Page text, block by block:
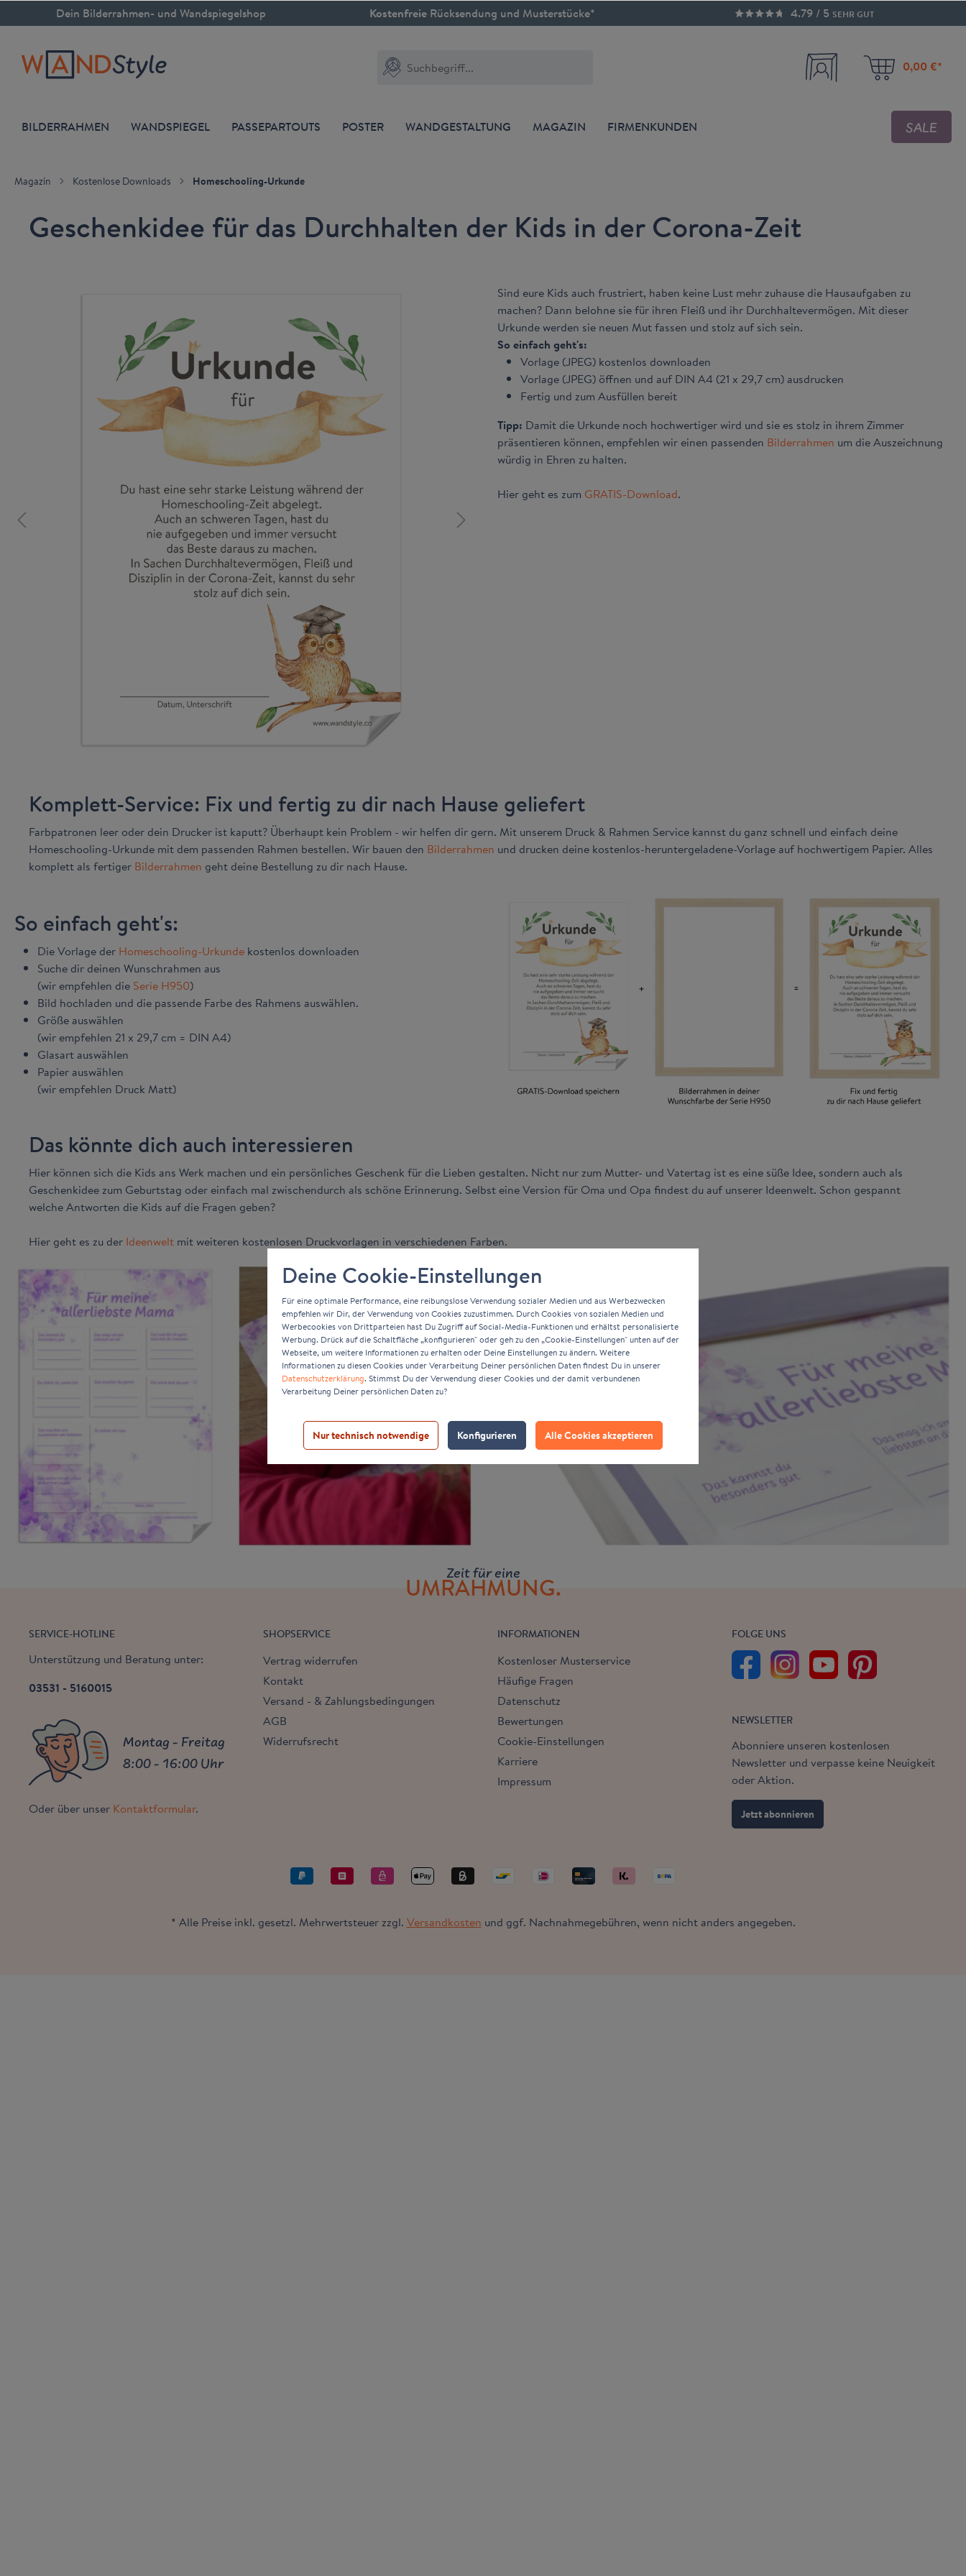
springenDein Bilderrahmen- und Wandspiegelshop Kostenfreie Rücksendung und Musterstücke* 4.79 / 5 SEHR GUT
0,00 €*
BILDERRAHMEN WANDSPIEGEL PASSEPARTOUTS POSTER WANDGESTALTUNG MAGAZIN FIRMENKUNDEN SALE
Magazin Kostenlose Downloads Homeschooling-Urkunde
Geschenkidee für das Durchhalten der Kids in der Corona-Zeit
Sind eure Kids auch frustriert, haben keine Lust mehr zuhause die Hausaufgaben zu
machen? Dann belohne sie für ihren Fleiß und ihr Durchhaltevermögen. Mit dieser
Urkunde werden sie neuen Mut fassen und stolz auf sich sein.
So einfach geht's:
Vorlage (JPEG) kostenlos downloaden
Vorlage (JPEG) öffnen und auf DIN A4 (21 x 29,7 cm) ausdrucken
Fertig und zum Ausfüllen bereit
Tipp: Damit die Urkunde noch hochwertiger wird und sie es stolz in ihrem Zimmer
präsentieren können, empfehlen wir einen passenden Bilderrahmen um die Auszeichnung
würdig in Ehren zu halten.
Hier geht es zum GRATIS-Download.
Komplett-Service: Fix und fertig zu dir nach Hause geliefert
Farbpatronen leer oder dein Drucker ist kaputt? Überhaupt kein Problem - wir helfen dir gern. Mit unserem Druck & Rahmen Service kannst du ganz schnell und einfach deine
Homeschooling-Urkunde mit dem passenden Rahmen bestellen. Wir bauen den Bilderrahmen und drucken deine kostenlos-heruntergeladene-Vorlage auf hochwertigem Papier. Alles
komplett als fertiger Bilderrahmen geht deine Bestellung zu dir nach Hause.
So einfach geht's:
Die Vorlage der Homeschooling-Urkunde kostenlos downloaden
Suche dir deinen Wunschrahmen aus
(wir empfehlen die Serie H950)
Bild hochladen und die passende Farbe des Rahmens auswählen.
Größe auswählen
(wir empfehlen 21 x 29,7 cm = DIN A4)
Glasart auswählen
Papier auswählen
(wir empfehlen Druck Matt)
Das könnte dich auch interessieren
Hier können sich die Kids ans Werk machen und ein persönliches Geschenk für die Lieben gestalten. Nicht nur zum Mutter- und Vatertag ist es eine süße Idee, sondern auch als
Geschenkidee zum Geburtstag oder einfach mal zwischendurch als schöne Erinnerung. Selbst eine Version für Oma und Opa findest du auf unserer Ideenwelt. Schon gespannt
welche Antworten die Kids auf die Fragen geben?
Hier geht es zu der Ideenwelt mit weiteren kostenlosen Druckvorlagen in verschiedenen Farben.
Zeit für eine
UMRAHMUNG.
SERVICE-HOTLINE
Unterstützung und Beratung unter:
03531 - 5160015
Montag - Freitag
8:00 - 16:00 Uhr
Oder über unser Kontaktformular.
SHOPSERVICE
Vertrag widerrufen
Kontakt
Versand - & Zahlungsbedingungen
AGB
Widerrufsrecht
INFORMATIONEN
Kostenloser Musterservice
Häufige Fragen
Datenschutz
Bewertungen
Cookie-Einstellungen
Karriere
Impressum
FOLGE UNS
NEWSLETTER
Abonniere unseren kostenlosen
Newsletter und verpasse keine Neuigkeit
oder Aktion.
Jetzt abonnieren
* Alle Preise inkl. gesetzl. Mehrwertsteuer zzgl. Versandkosten und ggf. Nachnahmegebühren, wenn nicht anders angegeben.
Deine Cookie-Einstellungen
Für eine optimale Performance, eine reibungslose Verwendung sozialer Medien und aus Werbezwecken
empfehlen wir Dir, der Verwendung von Cookies zuzustimmen. Durch Cookies von sozialen Medien und
Werbecookies von Drittparteien hast Du Zugriff auf Social-Media-Funktionen und erhältst personalisierte
Werbung. Drück auf die Schaltfläche „konfigurieren" oder geh zu den „Cookie-Einstellungen" unten auf der
Webseite, um weitere Informationen zu erhalten oder Deine Einstellungen zu ändern. Weitere
Informationen zu diesen Cookies under Verarbeitung Deiner persönlichen Daten findest Du in unserer
Datenschutzerklärung. Stimmst Du der Verwendung dieser Cookies und der damit verbundenen
Verarbeitung Deiner persönlichen Daten zu?
Nur technisch notwendige Konfigurieren Alle Cookies akzeptieren